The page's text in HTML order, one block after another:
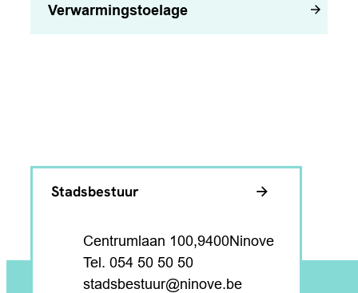
Verwarmingstoelage
Contact & openingsuren
Stadsbestuur
AdresCentrumlaan 100 ,9400Ninove
054 50 50 50
E-mailstadsbestuur@ninove.be